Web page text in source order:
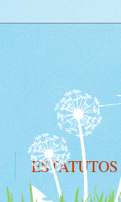
ESTATUTOS